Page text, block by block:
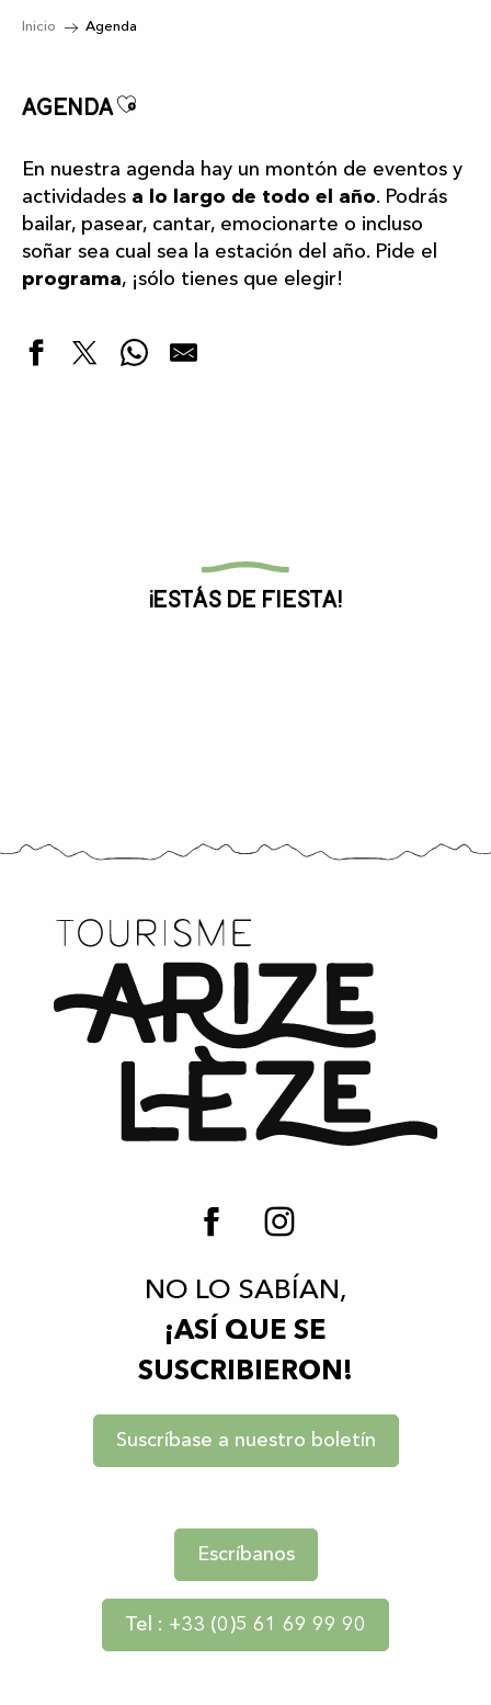
Inicio Agenda
AgendaAjouter aux favoris
En nuestra agenda hay un montón de eventos y
actividades a lo largo de todo el año. Podrás
bailar, pasear, cantar, emocionarte o incluso
soñar sea cual sea la estación del año. Pide el
programa, ¡sólo tienes que elegir!
¡Estás de fiesta!
NO LO SABÍAN,
¡ASÍ QUE SE
SUSCRIBIERON!
Suscríbase a nuestro boletín
Escríbanos
Tel : +33 (0)5 61 69 99 90